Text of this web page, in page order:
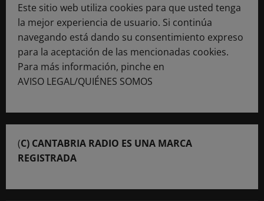
Este sitio web utiliza cookies para que usted tenga
la mejor experiencia de usuario. Si continúa
navegando está dando su consentimiento expreso
para la aceptación de las mencionadas cookies.
Para más información, pinche en
AVISO LEGAL/QUIÉNES SOMOS
(C) CANTABRIA RADIO ES UNA MARCA
REGISTRADA